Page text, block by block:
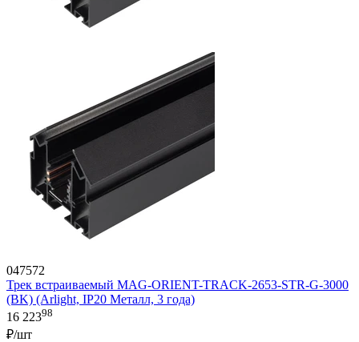
047572
Трек встраиваемый MAG-ORIENT-TRACK-2653-STR-G-3000
(BK) (Arlight, IP20 Металл, 3 года)
16 22398
₽/шт